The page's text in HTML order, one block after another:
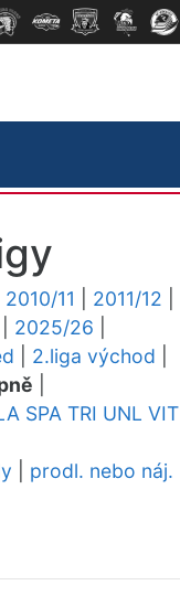
2010/11 2011/12
2025/26
2.liga východ
SPA TRI UNL VIT
prodl. nebo náj.